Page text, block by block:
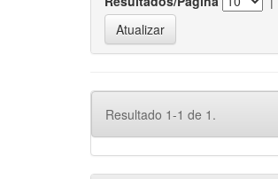
Resultado 1-1 de 1.